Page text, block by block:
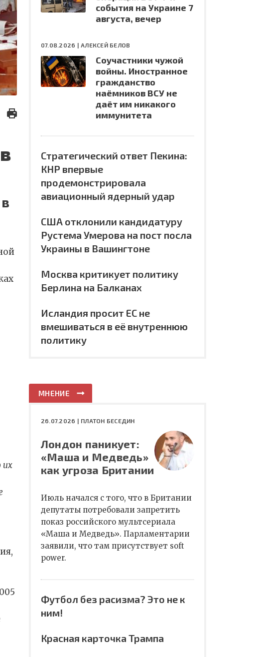
их
события на Украине 7
августа, вечер
07.08.2026 |АЛЕКСЕЙ БЕЛОВ
Соучастники чужой
войны. Иностранное
гражданство
наёмников ВСУ не
даёт им никакого
иммунитета
Стратегический ответ Пекина:
КНР впервые
продемонстрировала
авиационный ядерный удар
США отклонили кандидатуру
Рустема Умерова на пост посла
Украины в Вашингтоне
Москва критикует политику
Берлина на Балканах
Исландия просит ЕС не
вмешиваться в её внутреннюю
политику
МНЕНИЕ
26.07.2026 | ПЛАТОН БЕСЕДИН
Лондон паникует:
«Маша и Медведь»
как угроза Британии
Июль начался с того, что в Британии
депутаты потребовали запретить
показ российского мультсериала
«Маша и Медведь». Парламентарии
заявили, что там присутствует soft
power.
Футбол без расизма? Это не к
ним!
Красная карточка Трампа